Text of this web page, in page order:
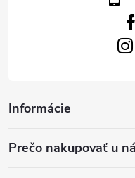
Informácie
Prečo nakupovať u